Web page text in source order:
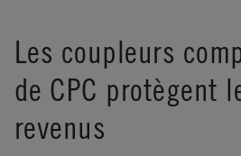
Les coupleurs
de CPC protègent
revenus